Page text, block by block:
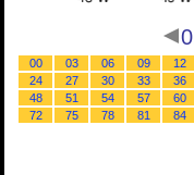
00 03 06 09 12
24
27 30 33 36
48
51 54 57 60
72
75 78 81 84